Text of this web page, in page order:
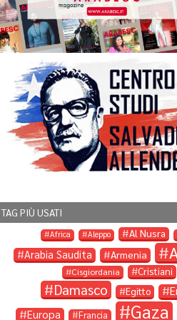
TAG PIÙ USATI
Africa Aleppo Al Nusra
Arabia Saudita Armenia
Cisgiordania Cristiani
Damasco Egitto
Europa
Francia Gaza